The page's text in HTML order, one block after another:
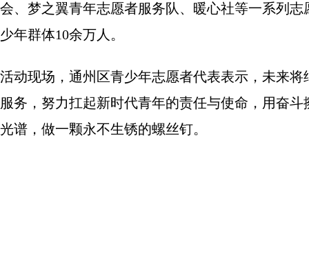
会、梦之翼青年志愿者服务队、暖心社等一系列
少年群体10余万人。
活动现场，通州区青少年志愿者代表表示，未来
服务，努力扛起新时代青年的责任与使命，用奋
光谱，做一颗永不生锈的螺丝钉。